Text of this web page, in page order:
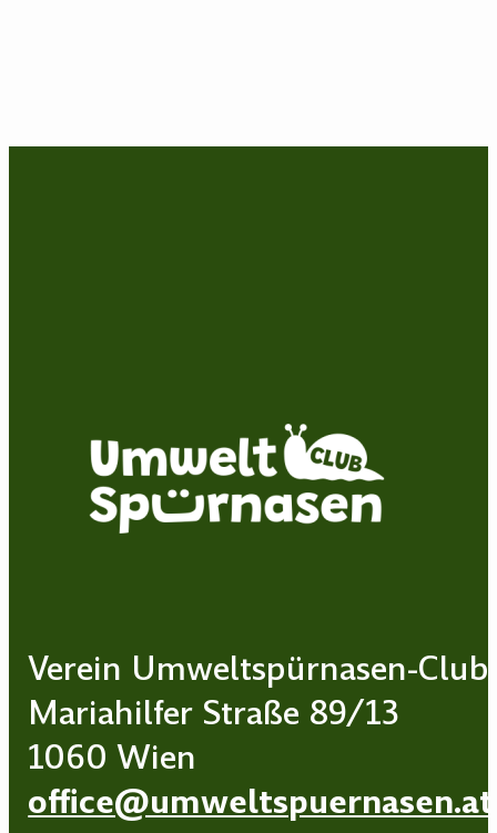
Verein Umweltspürnasen-Club
Mariahilfer Straße 89/13
1060 Wien
office@umweltspuernasen.at